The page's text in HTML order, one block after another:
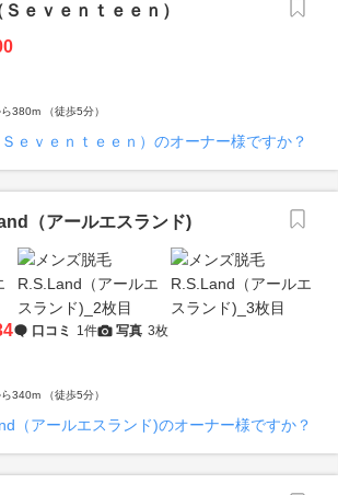
ｅｖｅｎｔｅｅｎ）
380m （徒歩5分）
ｅｖｅｎｔｅｅｎ）のオーナー様ですか？
（アールエスランド)
口コミ 1件 写真 3枚
340m （徒歩5分）
（アールエスランド)のオーナー様ですか？